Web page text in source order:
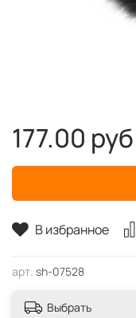
В избранное
арт. sh-07528
177.00 руб
Выбрать